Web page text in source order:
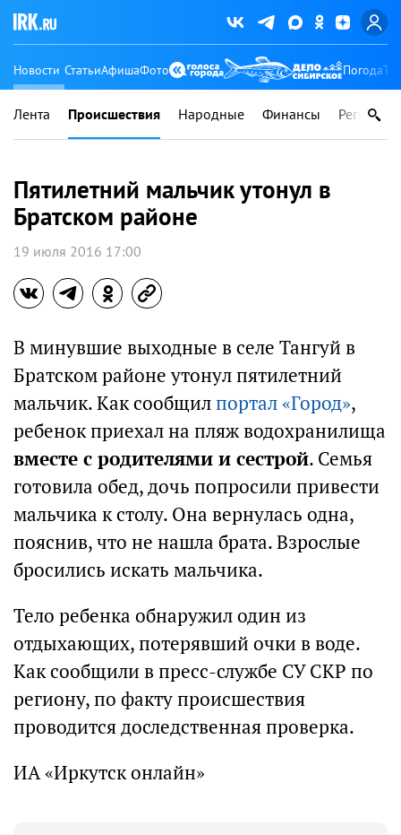
Новости СтатьиАфишаФото Погода
Лента Происшествия Народные Финансы Регионы
Пятилетний мальчик утонул в
Братском районе
19 июля 2016 17:00
В минувшие выходные в селе Тангуй в
Братском районе утонул пятилетний
мальчик. Как сообщилпортал «Город»,
ребенок приехал на пляж водохранилища
вместе с родителями и сестрой. Семья
готовила обед, дочь попросили привести
мальчика к столу. Она вернулась одна,
пояснив, что не нашла брата. Взрослые
бросились искать мальчика.
Тело ребенка обнаружил один из
отдыхающих, потерявший очки в воде.
Как сообщили в пресс-службе СУ СКР по
региону, по факту происшествия
проводится доследственная проверка.
ИА «Иркутск онлайн»